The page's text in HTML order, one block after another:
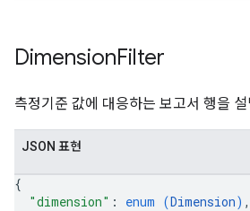
DimensionFilter
측정기준 값에 대응하는 보고서 행을
JSON 표현
{
"dimension" : enum (Dimension) ,